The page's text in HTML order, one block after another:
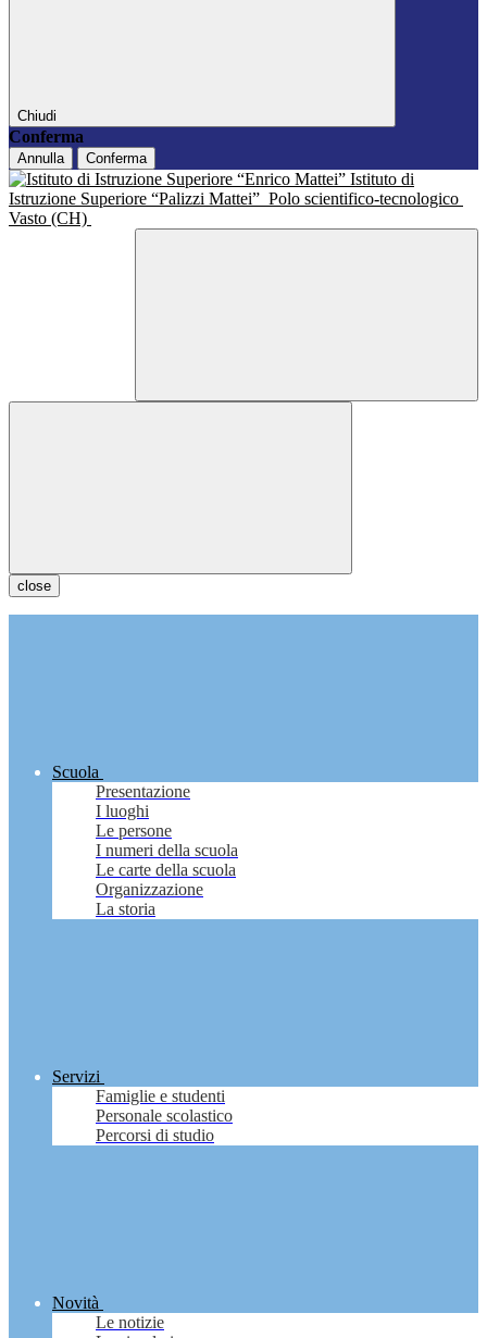
Chiudi
Conferma
Annulla Conferma
Istituto di
Istruzione Superiore “Palizzi Mattei” Polo scientifico-tecnologico
Vasto (CH)
close
Scuola
Presentazione
I luoghi
Le persone
I numeri della scuola
Le carte della scuola
Organizzazione
La storia
Servizi
Famiglie e studenti
Personale scolastico
Percorsi di studio
Novità
Le notizie